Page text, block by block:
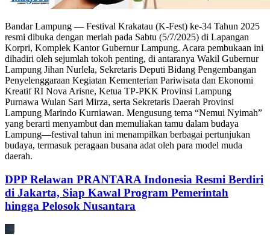
Bandar Lampung — Festival Krakatau (K-Fest) ke-34 Tahun 2025
resmi dibuka dengan meriah pada Sabtu (5/7/2025) di Lapangan
Korpri, Komplek Kantor Gubernur Lampung. Acara pembukaan ini
dihadiri oleh sejumlah tokoh penting, di antaranya Wakil Gubernur
Lampung Jihan Nurlela, Sekretaris Deputi Bidang Pengembangan
Penyelenggaraan Kegiatan Kementerian Pariwisata dan Ekonomi
Kreatif RI Nova Arisne, Ketua TP-PKK Provinsi Lampung
Purnawa Wulan Sari Mirza, serta Sekretaris Daerah Provinsi
Lampung Marindo Kurniawan. Mengusung tema “Nemui Nyimah”
yang berarti menyambut dan memuliakan tamu dalam budaya
Lampung—festival tahun ini menampilkan berbagai pertunjukan
budaya, termasuk peragaan busana adat oleh para model muda
daerah.
DPP Relawan PRANTARA Indonesia Resmi Berdiri
di Jakarta, Siap Kawal Program Pemerintah
hingga Pelosok Nusantara